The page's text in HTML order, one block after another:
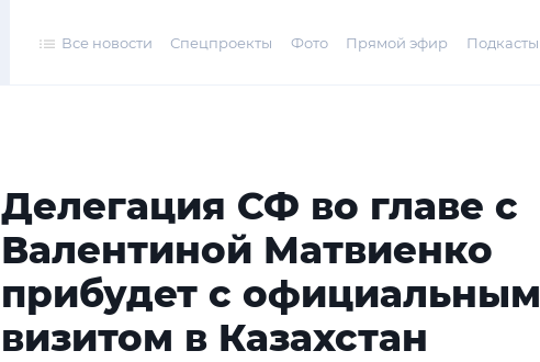
Все новости Спецпроекты Фото Прямой эфир Подкасты
Делегация СФ во главе с
Валентиной Матвиенко
прибудет с официальным
визитом в Казахстан